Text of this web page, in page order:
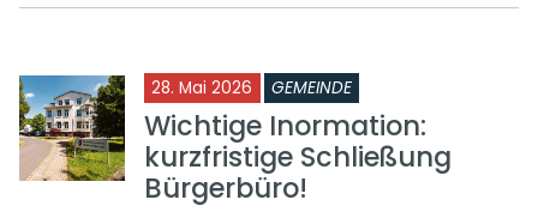
28. Mai 2026 GEMEINDE
Wichtige Inormation:
kurzfristige Schließung
Bürgerbüro!